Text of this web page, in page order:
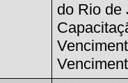
do Rio de